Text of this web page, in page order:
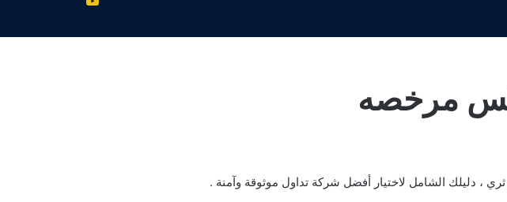
مرخصه
، دليلك الشامل لاختيار أفضل شركة تداول موثوقة وآمنة .